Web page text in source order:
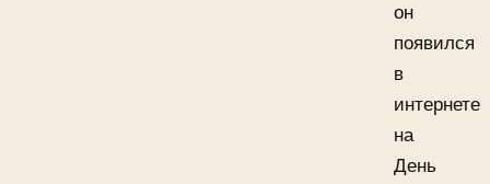
он
появился
в
интернете
на
День